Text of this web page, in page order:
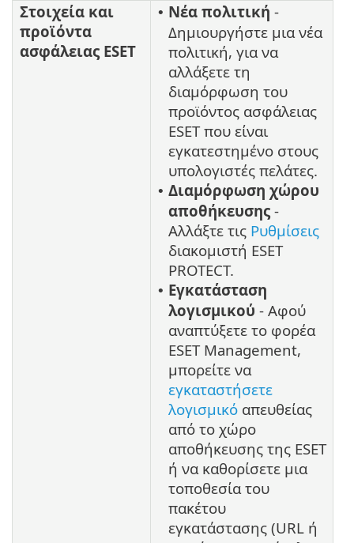
Στοιχεία και
προϊόντα
ασφάλειας ESET
• Νέα πολιτική -
Δημιουργήστε μια νέα
πολιτική, για να
αλλάξετε τη
διαμόρφωση του
προϊόντος ασφάλειας
ESET που είναι
εγκατεστημένο στους
υπολογιστές πελάτες.
• Διαμόρφωση χώρου
αποθήκευσης -
Αλλάξτε τις Ρυθμίσεις
διακομιστή ESET
PROTECT.
• Εγκατάσταση
λογισμικού - Αφού
αναπτύξετε το φορέα
ESET Management,
μπορείτε να
εγκαταστήσετε
λογισμικό απευθείας
από το χώρο
αποθήκευσης της ESET
ή να καθορίσετε μια
τοποθεσία του
πακέτου
εγκατάστασης (URL ή